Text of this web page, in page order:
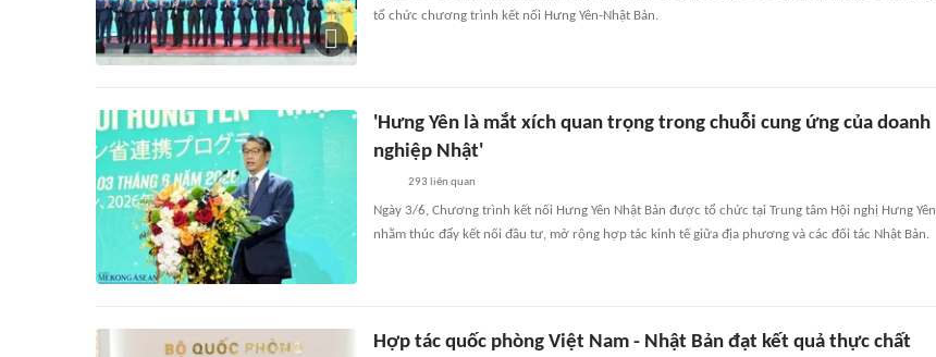
tổ chức chương trình kết nối Hưng Yên-Nhật Bản.
'Hưng Yên là mắt xích quan trọng trong chuỗi cung ứng của doanh
nghiệp Nhật'
293 liên quan
Ngày 3/6, Chương trình kết nối Hưng Yên Nhật Bản được tổ chức tại Trung tâm Hội nghị Hưng Yên
nhằm thúc đẩy kết nối đầu tư, mở rộng hợp tác kinh tế giữa địa phương và các đối tác Nhật Bản.
Hợp tác quốc phòng Việt Nam - Nhật Bản đạt kết quả thực chất